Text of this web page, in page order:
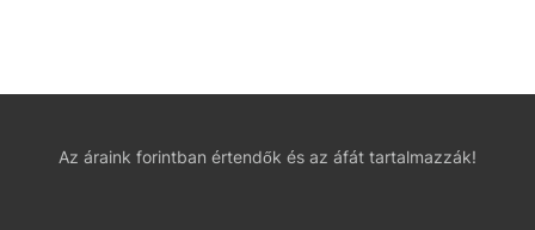
Az áraink forintban értendők és az áfát tartalmazzák!